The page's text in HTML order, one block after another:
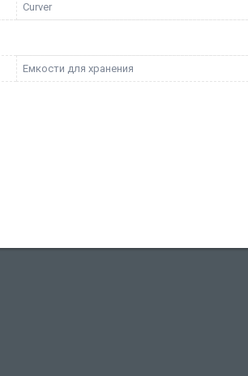
Curver
Емкости для хранения